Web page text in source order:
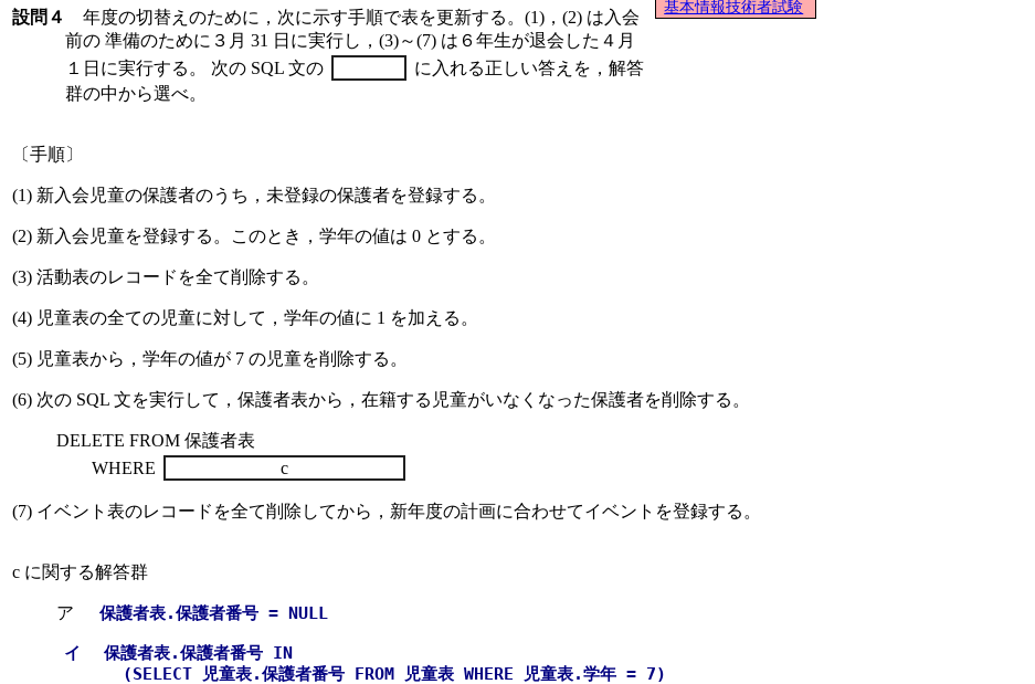
基本情報技術者試験
設問４
年度の切替えのために，次に示す手順で表を更新する。(1)，(2) は入会
前の 準備のために３月 31 日に実行し，(3)～(7) は６年生が退会した４月
１日に実行する。 次の SQL 文の
に入れる正しい答えを，解答
群の中から選べ。
〔手順〕
(1) 新入会児童の保護者のうち，未登録の保護者を登録する。
(2) 新入会児童を登録する。このとき，学年の値は 0 とする。
(3) 活動表のレコードを全て削除する。
(4) 児童表の全ての児童に対して，学年の値に 1 を加える。
(5) 児童表から，学年の値が 7 の児童を削除する。
(6) 次の SQL 文を実行して，保護者表から，在籍する児童がいなくなった保護者を削除する。
DELETE FROM 保護者表
WHERE
c
(7) イベント表のレコードを全て削除してから，新年度の計画に合わせてイベントを登録する。
c に関する解答群
ア 保護者表.保護者番号 = NULL
イ
保護者表.保護者番号 IN
(SELECT 児童表.保護者番号 FROM 児童表 WHERE 児童表.学年 = 7)